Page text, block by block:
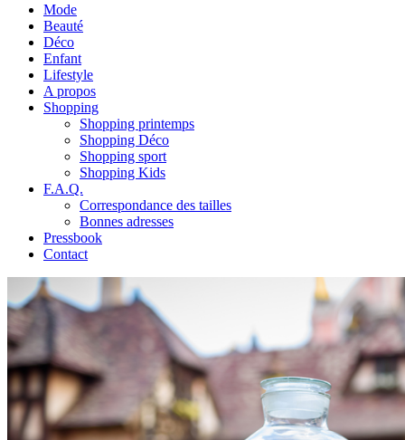
Mode
Beauté
Déco
Enfant
Lifestyle
A propos
Shopping
Shopping printemps
Shopping Déco
Shopping sport
Shopping Kids
F.A.Q.
Correspondance des tailles
Bonnes adresses
Pressbook
Contact